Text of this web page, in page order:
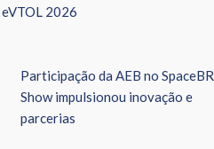
eVTOL 2026
Participação da AEB no SpaceBR
Show impulsionou inovação e
parcerias